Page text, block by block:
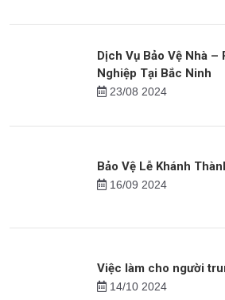
Thiên Long Hoàng:
Trí Top 20 Doanh
Dịch Vụ Bảo Vệ Nhà
Nghiệp Tại Bắc Ninh
Bảo Vệ Lễ Khánh